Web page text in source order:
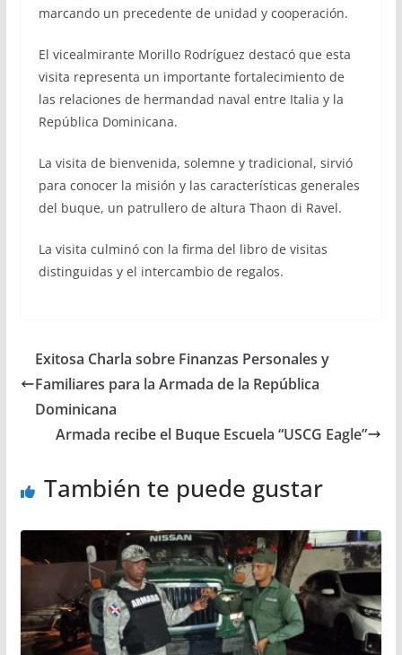
marcando un precedente de unidad y cooperación.
El vicealmirante Morillo Rodríguez destacó que esta
visita representa un importante fortalecimiento de
las relaciones de hermandad naval entre Italia y la
República Dominicana.
La visita de bienvenida, solemne y tradicional, sirvió
para conocer la misión y las características generales
del buque, un patrullero de altura Thaon di Ravel.
La visita culminó con la firma del libro de visitas
distinguidas y el intercambio de regalos.
Exitosa Charla sobre Finanzas Personales y
Familiares para la Armada de la República
Dominicana
Armada recibe el Buque Escuela “USCG Eagle”
También te puede gustar